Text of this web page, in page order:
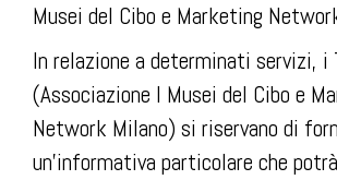
Musei del Cibo e Marketing
In relazione a determinati servizi, i
(Associazione I Musei del Cibo e
Network Milano) si riservano di
un’informativa particolare che